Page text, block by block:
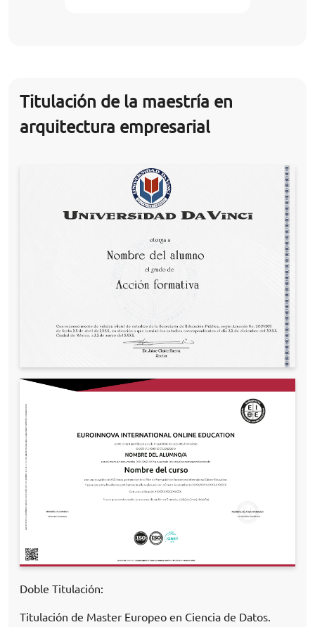
Titulación de la maestría en
arquitectura empresarial
Doble Titulación:
Titulación de Master Europeo en Ciencia de Datos.